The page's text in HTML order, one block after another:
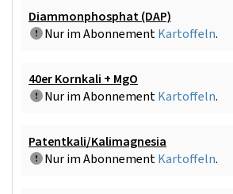
Diammonphosphat (DAP)
Nur im AbonnementKartoffeln.
40er Kornkali + MgO
Nur im AbonnementKartoffeln.
Patentkali/Kalimagnesia
Nur im AbonnementKartoffeln.